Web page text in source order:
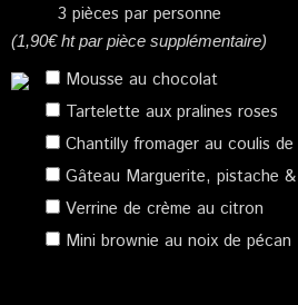
3 pièces par personne
(1,90€ ht par pièce supplémentaire)
Mousse au chocolat
Tartelette aux pralines roses
Chantilly fromager au coulis
Gâteau Marguerite, pistache
Verrine de crème au citron
Mini brownie au noix de pécan